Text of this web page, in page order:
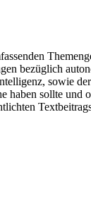
bezüglich
sowie
sollte und